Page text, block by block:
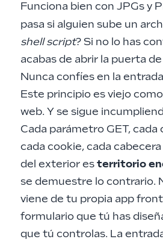
Funciona bien con JPGs y
pasa si alguien sube un
shell script? Si no lo has
acabas de abrir la puerta
Nunca confíes en la
Este principio es viejo
web. Y se sigue
Cada parámetro GET, cada
cada cookie, cada
del exterior es territorio
se demuestre lo contrario.
viene de tu propia app
formulario que tú has
que tú controlas. La